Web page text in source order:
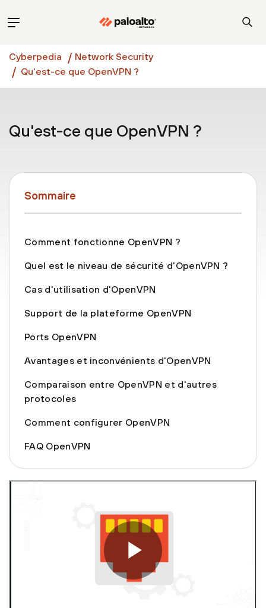
Cyberpedia
Network Security
Qu'est-ce que OpenVPN ?
Qu'est-ce que OpenVPN ?
Sommaire
Comment fonctionne OpenVPN ?
Quel est le niveau de sécurité d'OpenVPN ?
Cas d'utilisation d'OpenVPN
Support de la plateforme OpenVPN
Ports OpenVPN
Avantages et inconvénients d'OpenVPN
Comparaison entre OpenVPN et d'autres
protocoles
Comment configurer OpenVPN
FAQ OpenVPN